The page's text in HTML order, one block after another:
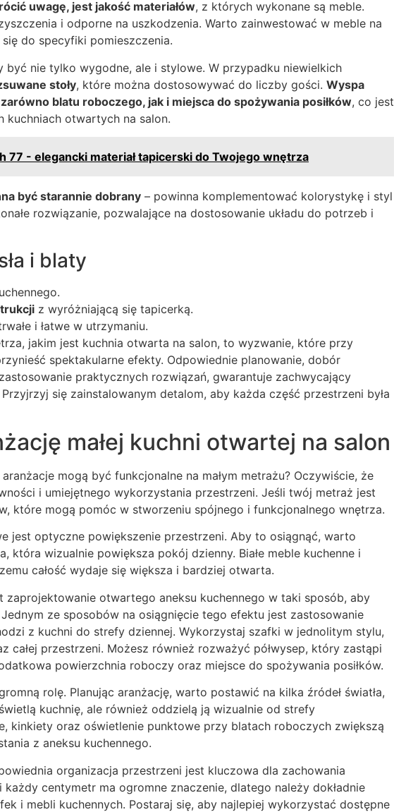
uwagę, jest jakość materiałów, z których wykonane są meble.
i odporne na uszkodzenia. Warto zainwestować w meble na
do specyfiki pomieszczenia.
być nie tylko wygodne, ale i stylowe. W przypadku niewielkich
stoły, które można dostosowywać do liczby gości. Wyspa
blatu roboczego, jak i miejsca do spożywania posiłków, co jest
kuchniach otwartych na salon.
77 - elegancki materiał tapicerski do Twojego wnętrza
być starannie dobrany – powinna komplementować kolorystykę i styl
rozwiązanie, pozwalające na dostosowanie układu do potrzeb i
i blaty
z wyróżniającą się tapicerką.
i łatwe w utrzymaniu.
jakim jest kuchnia otwarta na salon, to wyzwanie, które przy
spektakularne efekty. Odpowiednie planowanie, dobór
praktycznych rozwiązań, gwarantuje zachwycający
się zainstalowanym detalom, aby każda część przestrzeni była
małej kuchni otwartej na salon
mogą być funkcjonalne na małym metrażu? Oczywiście, że
i umiejętnego wykorzystania przestrzeni. Jeśli twój metraż jest
które mogą pomóc w stworzeniu spójnego i funkcjonalnego wnętrza.
jest optyczne powiększenie przestrzeni. Aby to osiągnąć, warto
która wizualnie powiększa pokój dzienny. Białe meble kuchenne i
całość wydaje się większa i bardziej otwarta.
zaprojektowanie otwartego aneksu kuchennego w taki sposób, aby
ze sposobów na osiągnięcie tego efektu jest zastosowanie
z kuchni do strefy dziennej. Wykorzystaj szafki w jednolitym stylu,
całej przestrzeni. Możesz również rozważyć półwysep, który zastąpi
powierzchnia roboczy oraz miejsce do spożywania posiłków.
rolę. Planując aranżację, warto postawić na kilka źródeł światła,
kuchnię, ale również oddzielą ją wizualnie od strefy
kinkiety oraz oświetlenie punktowe przy blatach roboczych zwiększą
z aneksu kuchennego.
organizacja przestrzeni jest kluczowa dla zachowania
każdy centymetr ma ogromne znaczenie, dlatego należy dokładnie
i mebli kuchennych. Postaraj się, aby najlepiej wykorzystać dostępne